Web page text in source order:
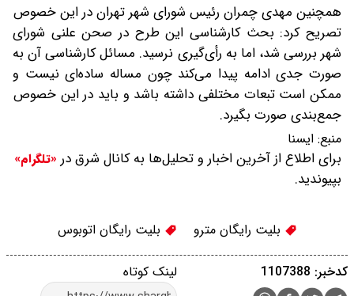
همچنین مهدی چمران رئیس شورای شهر تهران در این خصوص
تصریح کرد: بحث کارشناسی این طرح در صحن علنی شورای
شهر بررسی شد، اما به رأی‌گیری نرسید. مسائل کارشناسی آن به
صورت جدی ادامه پیدا می‌کند چون مساله ساده‌ای نیست و
ممکن است تبعات مختلفی داشته باشد و باید در این خصوص
جمع‌بندی صورت بگیرد.
منبع: ایسنا
برای اطلاع از آخرین اخبار و تحلیل‌ها به کانال شرق در «تلگرام»
بپیوندید.
بلیت رایگان مترو بلیت رایگان اتوبوس
لینک کوتاه کدخبر: 1107388